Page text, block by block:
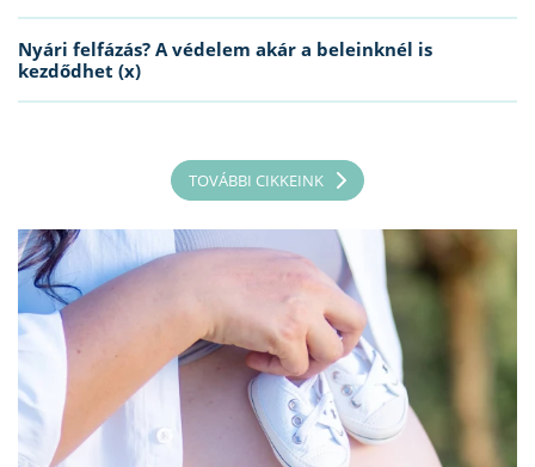
Nyári felfázás? A védelem akár a beleinknél is
kezdődhet (x)
TOVÁBBI CIKKEINK